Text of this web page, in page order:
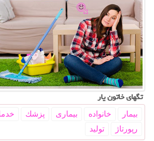
تگهای خاتون یار
بیمار خانواده بیماری پزشك
رپورتاژ
تولید